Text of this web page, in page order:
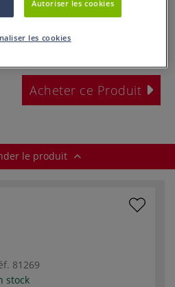
Acheter ce Produit
le produit
81269
stock
Autoriser les cookies
les cookies